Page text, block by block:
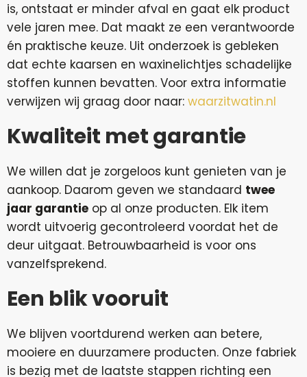
is, ontstaat er minder afval en gaat elk product
vele jaren mee. Dat maakt ze een verantwoorde
én praktische keuze. Uit onderzoek is gebleken
dat echte kaarsen en waxinelichtjes schadelijke
stoffen kunnen bevatten. Voor extra informatie
verwijzen wij graag door naar: waarzitwatin.nl
Kwaliteit met garantie
We willen dat je zorgeloos kunt genieten van je
aankoop. Daarom geven we standaard twee
jaar garantie op al onze producten. Elk item
wordt uitvoerig gecontroleerd voordat het de
deur uitgaat. Betrouwbaarheid is voor ons
vanzelfsprekend.
Een blik vooruit
We blijven voortdurend werken aan betere,
mooiere en duurzamere producten. Onze fabriek
is bezig met de laatste stappen richting een